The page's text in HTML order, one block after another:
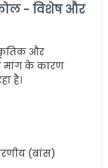
- विशेष और
और
मांग के कारण
है।
(बांस)